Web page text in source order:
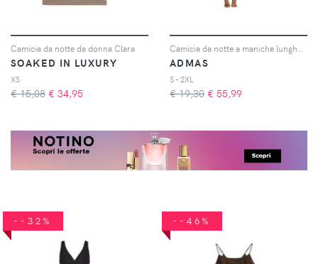
Camicia da notte da donna Clara
SOAKED IN LUXURY
XS
€ 15,08 € 34,95
Camicia da notte a maniche lunghe donna Cloudy Nights
ADMAS
S - 2XL
€ 19,30 € 55,99
--32% --46%